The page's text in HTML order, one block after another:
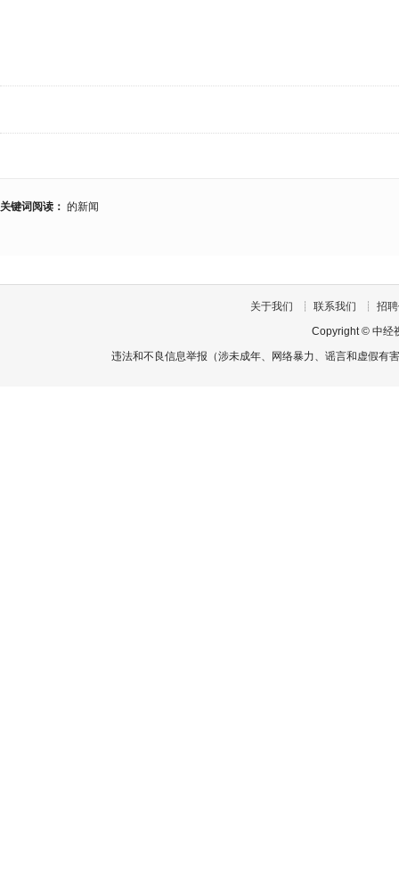
关键词阅读： 的新闻
关于我们 ┊ 联系我们 ┊ 招
Copyright© 中经
违法和不良信息举报（涉未成年、网络暴力、谣言和虚假有